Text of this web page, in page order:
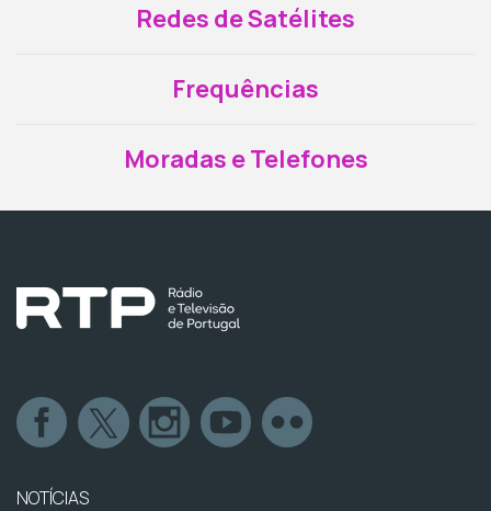
Redes de Satélites
Frequências
Moradas e Telefones
NOTÍCIAS